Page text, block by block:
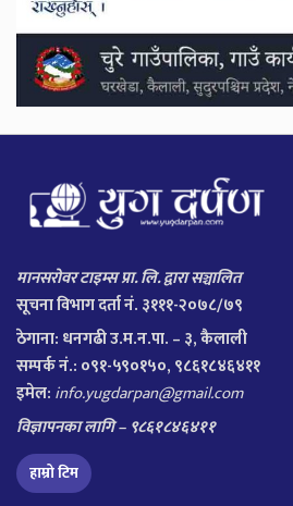
मानसरोवर टाइम्स प्रा. लि. द्वारा सञ्चालित
सूचना विभाग दर्ता नं. ३१११-२०७८/७९
ठेगाना: धनगढी उ.म.न.पा. – ३, कैलाली
सम्पर्क नं.: ०९१-५९०१५०, ९८६१८४६४११
इमेल: info.yugdarpan@gmail.com
विज्ञापनका लागि – ९८६१८४६४११
हाम्रो टिम